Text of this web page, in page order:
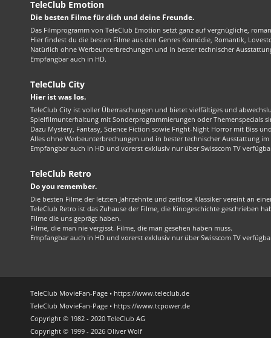
TeleClub Emotion
Die besten Filme für dich und deine Freunde.
Das Filmprogramm von TeleClub Emotion setzt ganz auf vergnügliche,
Hier findest du die besten Filme aus den Genres Komödie, Romantik,
Natürlich ohne Werbeunterbrechungen und in bester technischer
Empfangbar auch in HD.
TeleClub City
Hier ist was los.
TeleClub City ist voller Überraschungen und bietet vielfältiges und
Spielfilmunterhaltung mit Sonderprogrammierungen oder Themenspecials
Dazu Mystery, Fantasy, Science Fiction sowie Fright-Night Horror mit Biss
Alles ohne Werbeunterbrechungen und in bester technischer Ausstattung
Empfangbar auch in HD und vorerst exklusiv nur über Swisscom TV
TeleClub Retro
Do you remember.
Die besten Filme der letzten Jahrzehnte und zeitlose Klassiker vereint an
TeleClub Retro ist das Zuhause der Filme, die Kinogeschichte geschrieben
Filme die uns geprägt haben.
Filme, die man nie vergisst. Filme, die man gesehen haben muss.
Empfangbar auch in HD und vorerst exklusiv nur über Swisscom TV
TeleClub MovieFan-Page • https://www.teleclub.de
TeleClub MovieFan-Page • https://www.tcpower.de
Copyright © 1982 - 2020 TeleClub AG
Copyright © 1999 - 2026 Oliver Wolf